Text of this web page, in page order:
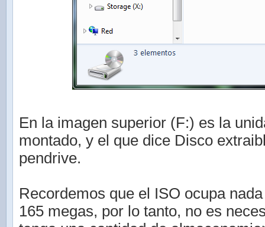
En la imagen superior (F:) es la
montado, y el que dice Disco
pendrive.
Recordemos que el ISO ocupa
165 megas, por lo tanto, no es